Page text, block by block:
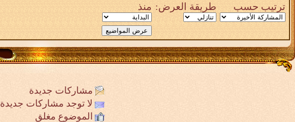
ترتيب حسب طريقة العرض: منذ
مشاركات جديدة
لا توجد مشاركات جديدة
الموضوع مغلق